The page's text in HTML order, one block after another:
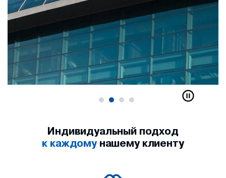
Индивидуальный подход
к каждомунашему клиенту